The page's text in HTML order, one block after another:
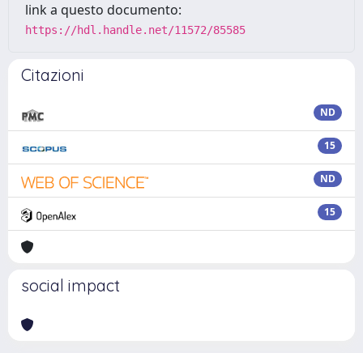
link a questo documento:
https://hdl.handle.net/11572/85585
Citazioni
ND
15
ND
15
social impact